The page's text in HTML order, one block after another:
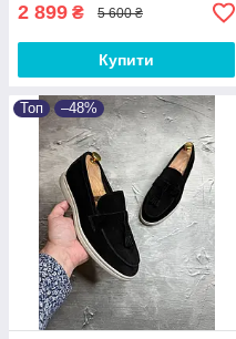
2 899 ₴ 5 600 ₴
Купити
Топ –48%